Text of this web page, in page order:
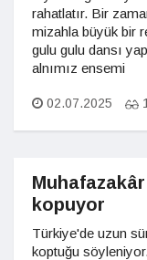
rahatlatır. Bir
mizahla büyük bir
gulu gulu dansı
alnımız ensemi
02.07.2025
kopuyor
Türkiye'de uzun
koptuğu